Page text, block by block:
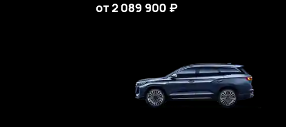
от 2 089 900 ₽